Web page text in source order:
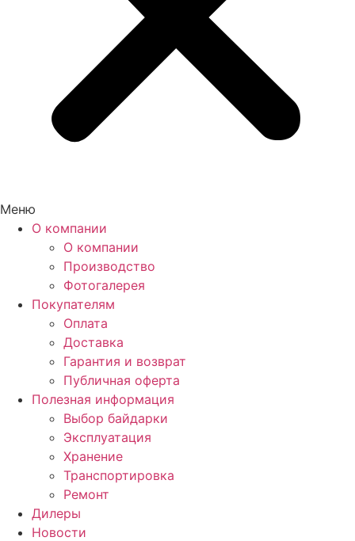
Меню
О компании
О компании
Производство
Фотогалерея
Покупателям
Оплата
Доставка
Гарантия и возврат
Публичная оферта
Полезная информация
Выбор байдарки
Эксплуатация
Хранение
Транспортировка
Ремонт
Дилеры
Новости